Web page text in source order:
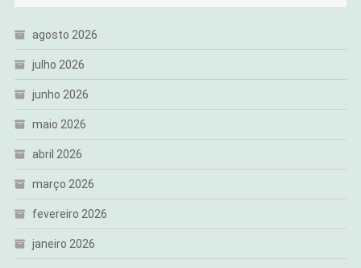
agosto 2026
julho 2026
junho 2026
maio 2026
abril 2026
março 2026
fevereiro 2026
janeiro 2026